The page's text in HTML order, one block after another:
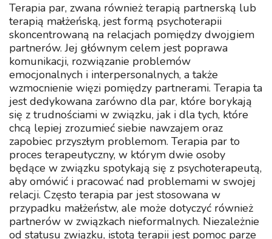
Terapia par, zwana również terapią partnerską lub
terapią małżeńską, jest formą psychoterapii
skoncentrowaną na relacjach pomiędzy dwojgiem
partnerów. Jej głównym celem jest poprawa
komunikacji, rozwiązanie problemów
emocjonalnych i interpersonalnych, a także
wzmocnienie więzi pomiędzy partnerami. Terapia ta
jest dedykowana zarówno dla par, które borykają
się z trudnościami w związku, jak i dla tych, które
chcą lepiej zrozumieć siebie nawzajem oraz
zapobiec przyszłym problemom. Terapia par to
proces terapeutyczny, w którym dwie osoby
będące w związku spotykają się z psychoterapeutą,
aby omówić i pracować nad problemami w swojej
relacji. Często terapia par jest stosowana w
przypadku małżeństw, ale może dotyczyć również
partnerów w związkach nieformalnych. Niezależnie
od statusu związku, istotą terapii jest pomoc parze